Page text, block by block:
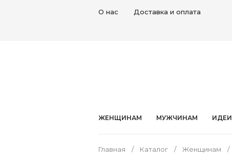
О нас Доставка и оплата
ЖЕНЩИНАМ МУЖЧИНАМ ИДЕИ
Главная Каталог Женщинам